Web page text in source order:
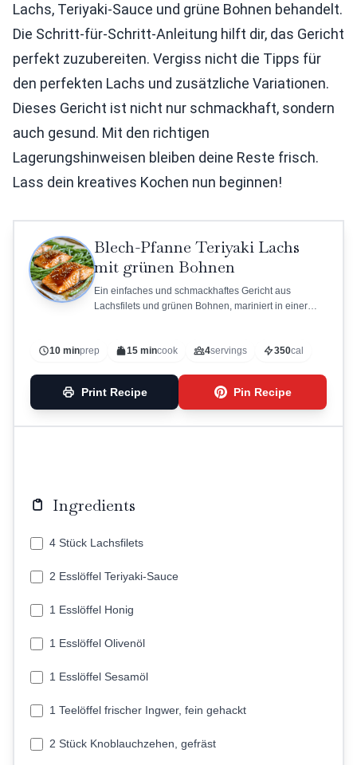
Lachs, Teriyaki-Sauce und grüne Bohnen behandelt.
Die Schritt-für-Schritt-Anleitung hilft dir, das Gericht
perfekt zuzubereiten. Vergiss nicht die Tipps für
den perfekten Lachs und zusätzliche Variationen.
Dieses Gericht ist nicht nur schmackhaft, sondern
auch gesund. Mit den richtigen
Lagerungshinweisen bleiben deine Reste frisch.
Lass dein kreatives Kochen nun beginnen!
Blech-Pfanne Teriyaki Lachs
mit grünen Bohnen
Ein einfaches und schmackhaftes Gericht aus
Lachsfilets und grünen Bohnen, mariniert in einer
10 minprep 15 mincook 4servings 350cal
Print Recipe Pin Recipe
Ingredients
4 Stück Lachsfilets
2 Esslöffel Teriyaki-Sauce
1 Esslöffel Honig
1 Esslöffel Olivenöl
1 Esslöffel Sesamöl
1 Teelöffel frischer Ingwer, fein gehackt
2 Stück Knoblauchzehen, gefräst